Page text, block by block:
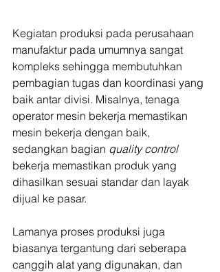
Kegiatan produksi pada perusahaan
manufaktur pada umumnya sangat
kompleks sehingga membutuhkan
pembagian tugas dan koordinasi yang
baik antar divisi. Misalnya, tenaga
operator mesin bekerja memastikan
mesin bekerja dengan baik,
sedangkan bagian quality control
bekerja memastikan produk yang
dihasilkan sesuai standar dan layak
dijual ke pasar.
Lamanya proses produksi juga
biasanya tergantung dari seberapa
canggih alat yang digunakan, dan